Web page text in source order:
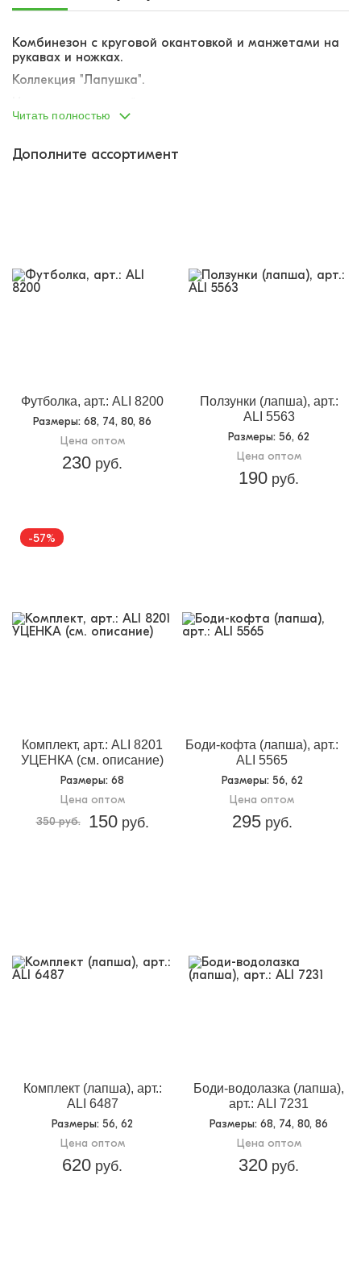
Комбинезон с круговой окантовкой и манжетами на
рукавах и ножках.
Коллекция "Лапушка".
расцветок и размеров в диапазоне указанного
Читать полностью
Дополните ассортимент
Футболка, арт.: ALI 8200
Размеры: 68, 74, 80, 86
Цена оптом
230 руб.
Ползунки (лапша), арт.:
ALI 5563
Размеры: 56, 62
Цена оптом
190 руб.
-57%
Комплект, арт.: ALI 8201
УЦЕНКА (см. описание)
Размеры: 68
Цена оптом
350 руб.
150руб.
Боди-кофта (лапша), арт.:
ALI 5565
Размеры: 56, 62
Цена оптом
295руб.
Комплект (лапша), арт.:
ALI 6487
Размеры: 56, 62
Цена оптом
620 руб.
Боди-водолазка (лапша),
арт.: ALI 7231
Размеры: 68, 74, 80, 86
Цена оптом
320 руб.